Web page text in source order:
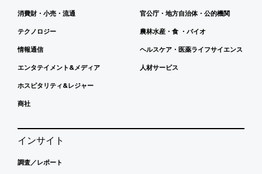
消費財・小売・流通
テクノロジー
情報通信
エンタテイメント&メディア
ホスピタリティ&レジャー
商社
官公庁・地方自治体・公的機関
農林水産・食 ・バイオ
ヘルスケア・医薬ライフサイエンス
人材サービス
インサイト
調査／レポート